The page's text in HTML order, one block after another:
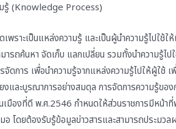
มรู้ (Knowledge Process)
พราะเป็นแหล่งความรู้ และเป็นผู้นำความรู้ไปใช้ให้
ารถค้นหา จัดเก็บ แลกเปลี่ยน รวมทั้งนำความรู้ไป
จัดการ เพื่อนำความรู้จากแหล่งความรู้ไปให้ผู้ใช้
งและบูรณาการอย่างสมดุล การจัดการความรู้ขอ
เมืองที่ดี พ.ศ.2546 กำหนดให้ส่วนราชการมีหน้
อ โดยต้องรับรู้ข้อมูลข่าวสารและสามารถประมว